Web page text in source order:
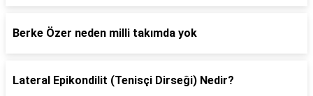
Berke Özer neden milli takımda yok
Lateral Epikondilit (Tenisçi Dirseği) Nedir?